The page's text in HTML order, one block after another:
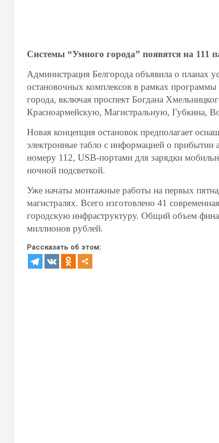
Системы “Умного города” появятся на 111
Администрация Белгорода объявила о планах
остановочных комплексов в рамках
города, включая проспект Богдана
Красноармейскую, Магистральную, Губкина,
Новая концепция остановок предполагает
электронные табло с информацией о прибытии
номеру 112, USB-портами для зарядки
ночной подсветкой.
Уже начаты монтажные работы на первых
магистралях. Всего изготовлено 41
городскую инфраструктуру. Общий объем
миллионов рублей.
Рассказать об этом: